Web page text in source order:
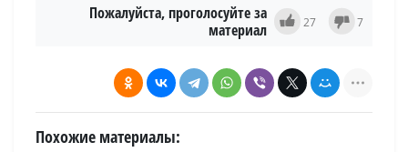
Пожалуйста, проголосуйте за
материал
27 7
Похожие материалы: